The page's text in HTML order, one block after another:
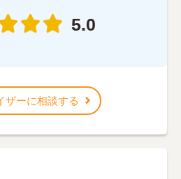
5.0
ザーに相談する